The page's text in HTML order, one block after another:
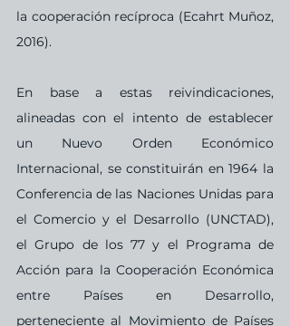
la cooperación recíproca (Ecahrt Muñoz,
2016).
En base a estas reivindicaciones,
alineadas con el intento de establecer
un Nuevo Orden Económico
Internacional, se constituirán en 1964 la
Conferencia de las Naciones Unidas para
el Comercio y el Desarrollo (UNCTAD),
el Grupo de los 77 y el Programa de
Acción para la Cooperación Económica
entre Países en Desarrollo,
perteneciente al Movimiento de Países